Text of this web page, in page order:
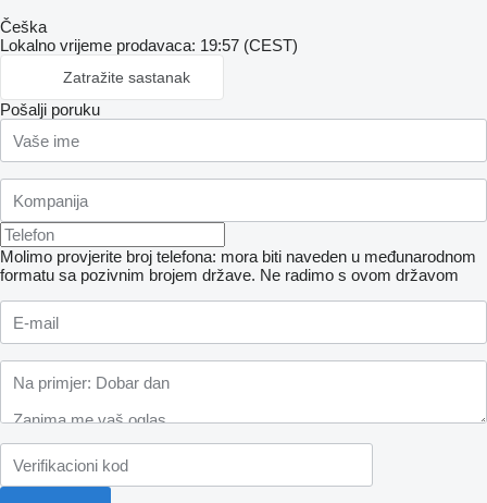
Češka
Lokalno vrijeme prodavaca: 19:57 (CEST)
Zatražite sastanak
Pošalji poruku
Molimo provjerite broj telefona: mora biti naveden u međunarodnom
formatu sa pozivnim brojem države. Ne radimo s ovom državom